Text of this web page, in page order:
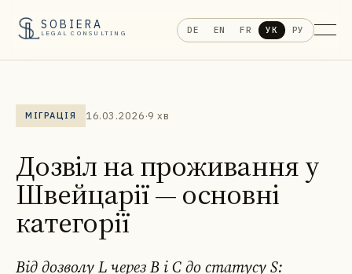
SOBIERA
LEGAL CONSULTING DE EN FR УК РУ
МІГРАЦІЯ 16.03.2026·9 хв
Дозвіл на проживання у
Швейцарії — основні
категорії
Від дозволу L через B і C до статусу S: